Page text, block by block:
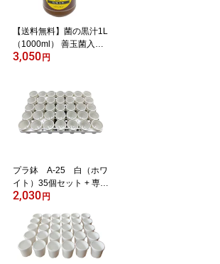
【送料無料】菌の黒汁1L
（1000ml） 善玉菌入
（光合成細菌）液体 活力
グ 園芸 家庭菜園 庭 土壌
改良 土壌改良剤 土壌改
良材
3,050円
プラ鉢 A-25 白（ホワ
イト）35個セット + 専用
トレーPMT-35 白（ホワ
ト 多肉植物 鉢 エケベリ
2,030円